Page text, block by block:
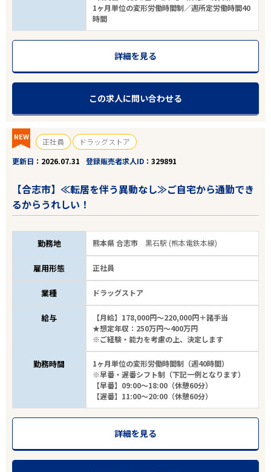
1ヶ月単位の変形労働時間制／週所定労働時間40
時間
詳細を見る
この求人に問い合わせる
NEW 正社員
ドラッグストア
更新日
2026.07.31 登録販売者求人ID 329891
【合志市】≪転居を伴う異動なし≫ご自宅から通勤でき
るからうれしい！
勤務地 熊本県 合志市黒石駅 (熊本電鉄本線)
雇用形態 正社員
業種 ドラッグストア
給与
【月給】178,000円～220,000円＋諸手当
★想定年収：250万円～400万円
※ご経験・能力を考慮の上、決定します
勤務時間
1ヶ月単位の変形労働時間制（週40時間）
※早番・遅番シフト制（下記一例となります）
【早番】09:00～18:00（休憩60分）
【遅番】11:00～20:00（休憩60分）
詳細を見る